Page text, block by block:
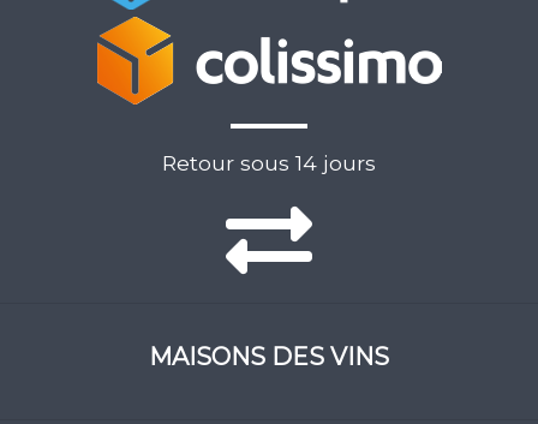
Retour sous 14 jours
MAISONS DES VINS